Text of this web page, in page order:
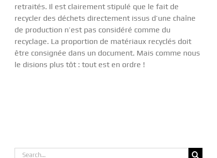
retraités. Il est clairement stipulé que le fait de
recycler des déchets directement issus d’une chaîne
de production n’est pas considéré comme du
recyclage. La proportion de matériaux recyclés doit
être consignée dans un document. Mais comme nous
le disions plus tôt : tout est en ordre !
Search